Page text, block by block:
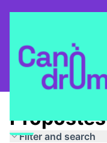
Pla Estratègic
Propostes
Filter and search